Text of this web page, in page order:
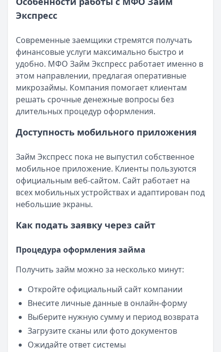
Экспресс
Современные заемщики стремятся получать
финансовые услуги максимально быстро и
удобно. МФО Займ Экспресс работает именно в
этом направлении, предлагая оперативные
микрозаймы. Компания помогает клиентам
решать срочные денежные вопросы без
длительных процедур оформления.
Доступность мобильного приложения
Займ Экспресс пока не выпустил собственное
мобильное приложение. Клиенты пользуются
официальным веб-сайтом. Сайт работает на
всех мобильных устройствах и адаптирован под
небольшие экраны.
Как подать заявку через сайт
Процедура оформления займа
Получить займ можно за несколько минут:
Откройте официальный сайт компании
Внесите личные данные в онлайн-форму
Выберите нужную сумму и период возврата
Загрузите сканы или фото документов
Ожидайте ответ системы